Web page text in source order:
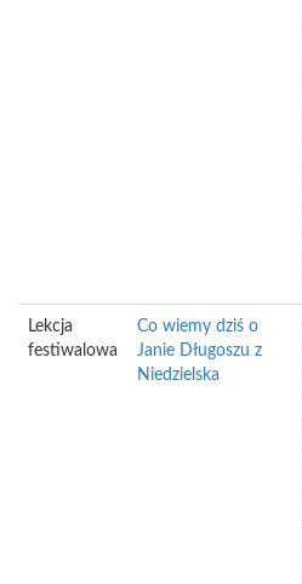
Lekcja
festiwalowa
Co wiemy dziś o
Janie Długoszu z
Niedzielska